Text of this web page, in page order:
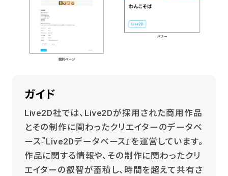
ガイド
Live2D社では、Live2Dが採用された商用作品
とその制作に関わったクリエイターのデータベ
ース『Live2Dデータベース』を運営しています。
作品に関する情報や、その制作に関わったクリ
エイターの叡智が蓄積し、時間を超えて共有さ